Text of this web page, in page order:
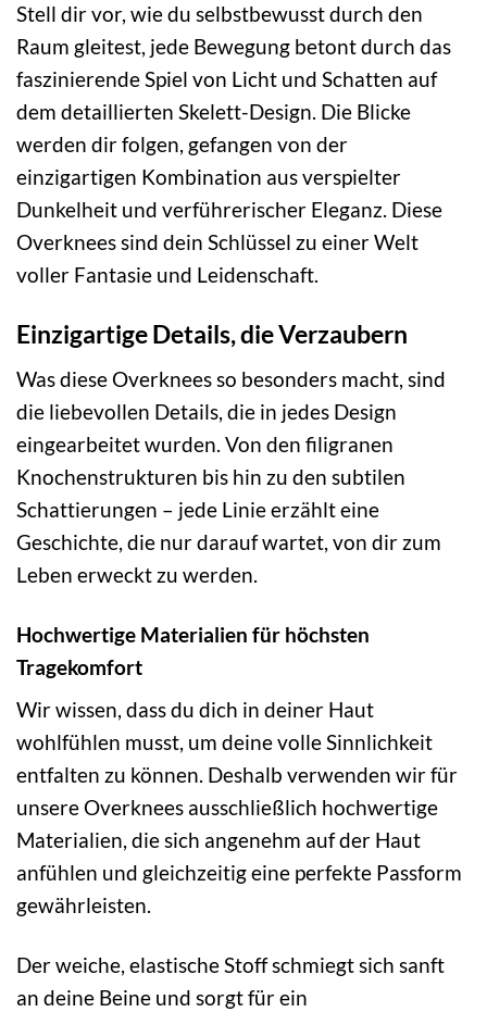
Stell dir vor, wie du selbstbewusst durch den
Raum gleitest, jede Bewegung betont durch das
faszinierende Spiel von Licht und Schatten auf
dem detaillierten Skelett-Design. Die Blicke
werden dir folgen, gefangen von der
einzigartigen Kombination aus verspielter
Dunkelheit und verführerischer Eleganz. Diese
Overknees sind dein Schlüssel zu einer Welt
voller Fantasie und Leidenschaft.
Einzigartige Details, die Verzaubern
Was diese Overknees so besonders macht, sind
die liebevollen Details, die in jedes Design
eingearbeitet wurden. Von den filigranen
Knochenstrukturen bis hin zu den subtilen
Schattierungen – jede Linie erzählt eine
Geschichte, die nur darauf wartet, von dir zum
Leben erweckt zu werden.
Hochwertige Materialien für höchsten
Tragekomfort
Wir wissen, dass du dich in deiner Haut
wohlfühlen musst, um deine volle Sinnlichkeit
entfalten zu können. Deshalb verwenden wir für
unsere Overknees ausschließlich hochwertige
Materialien, die sich angenehm auf der Haut
anfühlen und gleichzeitig eine perfekte Passform
gewährleisten.
Der weiche, elastische Stoff schmiegt sich sanft
an deine Beine und sorgt für ein